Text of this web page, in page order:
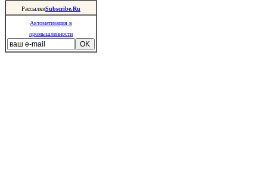
РассылкиSubscribe.Ru
Автоматизация в
промышленности